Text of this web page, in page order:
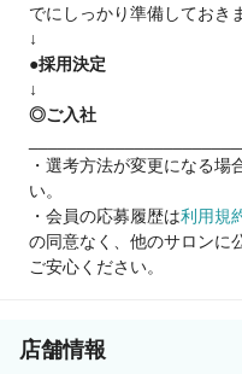
でにしっかり準備しておき
↓
●採用決定
↓
◎ご入社
・選考方法が変更になる場
い。
・会員の応募履歴は利用規
の同意なく、他のサロンに
ご安心ください。
店舗情報